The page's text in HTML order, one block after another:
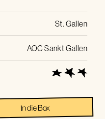
St. Gallen
AOC Sankt Gallen
In die Box